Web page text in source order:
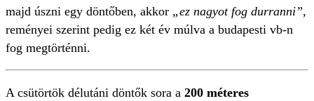
majd úszni egy döntőben, akkor „ez nagyot fog durranni”,
reményei szerint pedig ez két év múlva a budapesti vb-n
fog megtörténni.
A csütörtök délutáni döntők sora a 200 méteres